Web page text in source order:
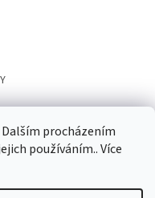
procházením
používáním.. Více